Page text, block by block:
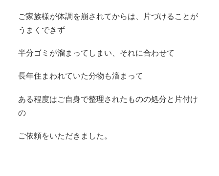
ご家族様が体調を崩されてからは、片づけることが
うまくできず
半分ゴミが溜まってしまい、それに合わせて
長年住まわれていた分物も溜まって
ある程度はご自身で整理されたものの処分と片付け
の
ご依頼をいただきました。